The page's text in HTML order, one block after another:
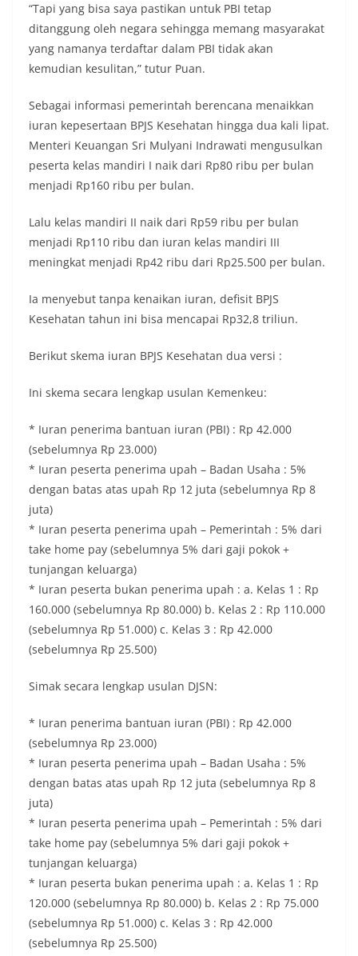
“Tapi yang bisa saya pastikan untuk PBI tetap
ditanggung oleh negara sehingga memang masyarakat
yang namanya terdaftar dalam PBI tidak akan
kemudian kesulitan,” tutur Puan.
Sebagai informasi pemerintah berencana menaikkan
iuran kepesertaan BPJS Kesehatan hingga dua kali lipat.
Menteri Keuangan Sri Mulyani Indrawati mengusulkan
peserta kelas mandiri I naik dari Rp80 ribu per bulan
menjadi Rp160 ribu per bulan.
Lalu kelas mandiri II naik dari Rp59 ribu per bulan
menjadi Rp110 ribu dan iuran kelas mandiri III
meningkat menjadi Rp42 ribu dari Rp25.500 per bulan.
Ia menyebut tanpa kenaikan iuran, defisit BPJS
Kesehatan tahun ini bisa mencapai Rp32,8 triliun.
Berikut skema iuran BPJS Kesehatan dua versi :
Ini skema secara lengkap usulan Kemenkeu:
* Iuran penerima bantuan iuran (PBI) : Rp 42.000
(sebelumnya Rp 23.000)
* Iuran peserta penerima upah – Badan Usaha : 5%
dengan batas atas upah Rp 12 juta (sebelumnya Rp 8
juta)
* Iuran peserta penerima upah – Pemerintah : 5% dari
take home pay (sebelumnya 5% dari gaji pokok +
tunjangan keluarga)
* Iuran peserta bukan penerima upah : a. Kelas 1 : Rp
160.000 (sebelumnya Rp 80.000) b. Kelas 2 : Rp 110.000
(sebelumnya Rp 51.000) c. Kelas 3 : Rp 42.000
(sebelumnya Rp 25.500)
Simak secara lengkap usulan DJSN:
* Iuran penerima bantuan iuran (PBI) : Rp 42.000
(sebelumnya Rp 23.000)
* Iuran peserta penerima upah – Badan Usaha : 5%
dengan batas atas upah Rp 12 juta (sebelumnya Rp 8
juta)
* Iuran peserta penerima upah – Pemerintah : 5% dari
take home pay (sebelumnya 5% dari gaji pokok +
tunjangan keluarga)
* Iuran peserta bukan penerima upah : a. Kelas 1 : Rp
120.000 (sebelumnya Rp 80.000) b. Kelas 2 : Rp 75.000
(sebelumnya Rp 51.000) c. Kelas 3 : Rp 42.000
(sebelumnya Rp 25.500)